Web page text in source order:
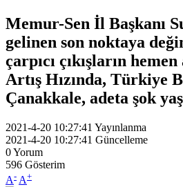
Memur-Sen İl Başkanı
gelinen son noktaya
çarpıcı çıkışların
Artış Hızında, Türkiye
Çanakkale, adeta şok
2021-4-20 10:27:41 Yayınlanma
2021-4-20 10:27:41 Güncelleme
0Yorum
596 Gösterim
A- A+